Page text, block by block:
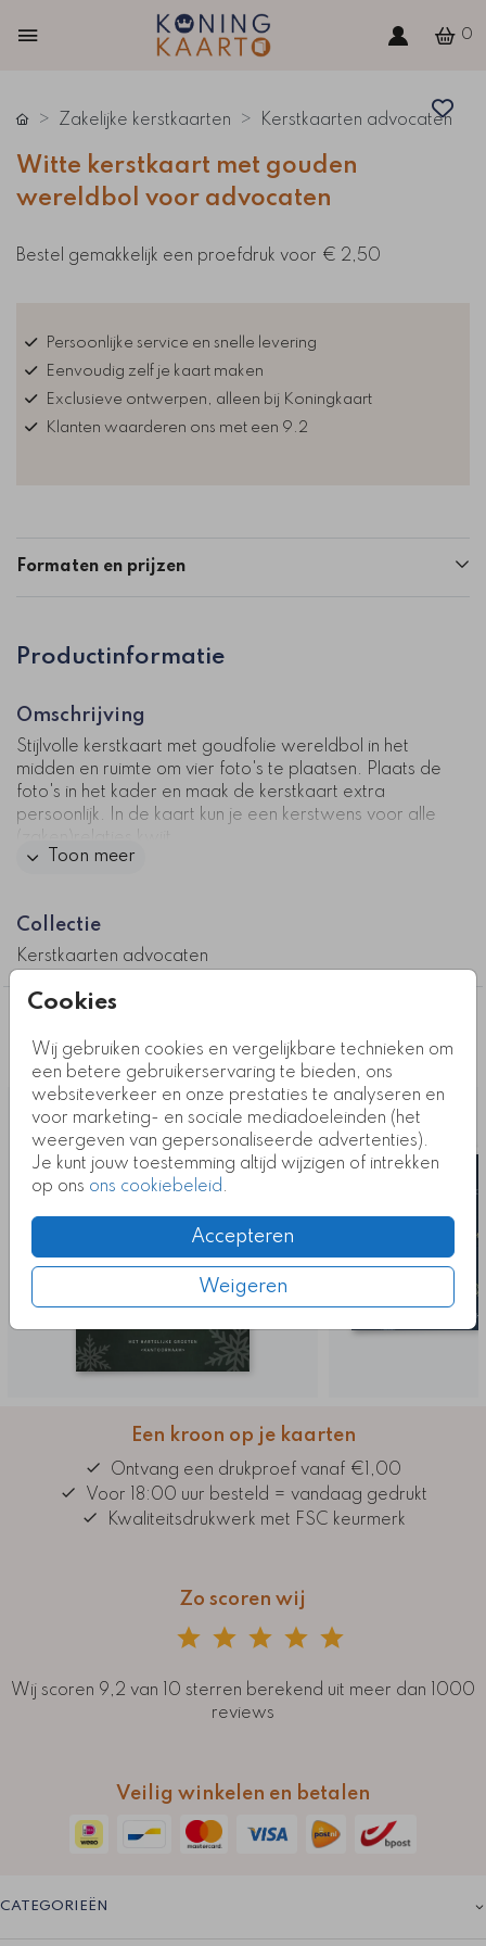
0
Cookies
Wij gebruiken cookies en vergelijkbare technieken om
een betere gebruikerservaring te bieden, ons
websiteverkeer en onze prestaties te analyseren en
voor marketing- en sociale mediadoeleinden (het
weergeven van gepersonaliseerde advertenties).
Je kunt jouw toestemming altijd wijzigen of intrekken
op ons ons cookiebeleid.
Accepteren
Weigeren
Zakelijke kerstkaarten Kerstkaarten advocaten
Witte kerstkaart met gouden
wereldbol voor advocaten
Bestel gemakkelijk een proefdruk voor € 2,50
Persoonlijke service en snelle levering
Eenvoudig zelf je kaart maken
Exclusieve ontwerpen, alleen bij Koningkaart
Klanten waarderen ons met een 9.2
Formaten en prijzen
Productinformatie
Omschrijving
Stijlvolle kerstkaart met goudfolie wereldbol in het
midden en ruimte om vier foto's te plaatsen. Plaats de
foto's in het kader en maak de kerstkaart extra
persoonlijk. In de kaart kun je een kerstwens voor alle
Toon meer
Collectie
Kerstkaarten advocaten
leuk
Een kroon op je kaarten
Ontvang een drukproef vanaf €1,00
Voor 18:00 uur besteld = vandaag gedrukt
Kwaliteitsdrukwerk met FSC keurmerk
Zo scoren wij
Wij scoren 9,2 van 10 sterren berekend uit meer dan 1000
reviews
Veilig winkelen en betalen
CATEGORIEËN